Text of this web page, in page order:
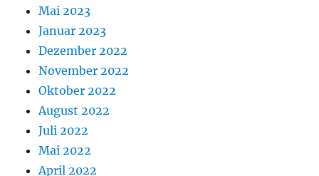
Mai 2023
Januar 2023
Dezember 2022
November 2022
Oktober 2022
August 2022
Juli 2022
Mai 2022
April 2022